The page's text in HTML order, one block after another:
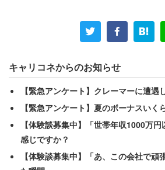
に伝えるべきでしょうか？ 相手が傷
のために他の志望者に内定を出せなく
リファラル採用が隆盛となれば紹介
入ってきますが、それを合否判定に
か？ それとも聞いたことは忘れた
面接で得た情報のみで評価すべきで
受付や待合室での態度や振る舞いな
キャリコネからのお知らせ
【緊急アンケート】クレーマーに遭遇
【緊急アンケート】夏のボーナスいく
【体験談募集中】「世帯年収1000万
感じですか？
【体験談募集中】「あ、この会社で頑